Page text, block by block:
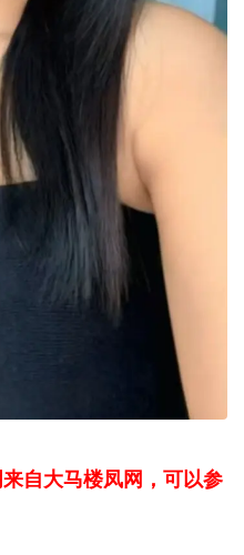
自大马楼凤网，可以参